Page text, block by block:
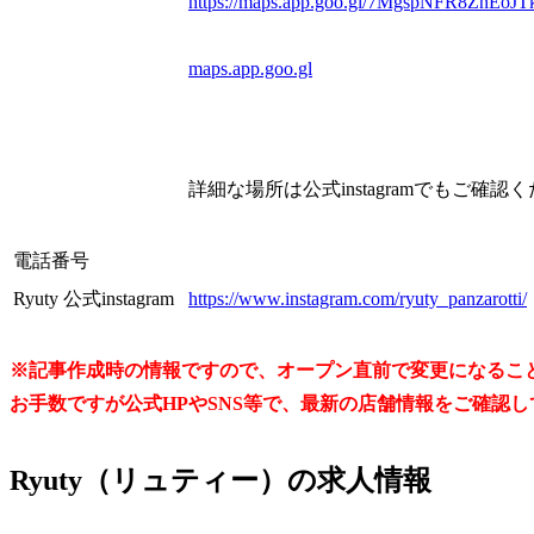
maps.app.goo.gl
詳細な場所は公式instagramでもご確認
電話番号
Ryuty 公式instagram
https://www.instagram.com/ryuty_panzarotti/
※記事作成時の情報ですので、オープン直前で変更になるこ
お手数ですが公式HPやSNS等で、最新の店舗情報をご確認
Ryuty（リュティー）の求人情報